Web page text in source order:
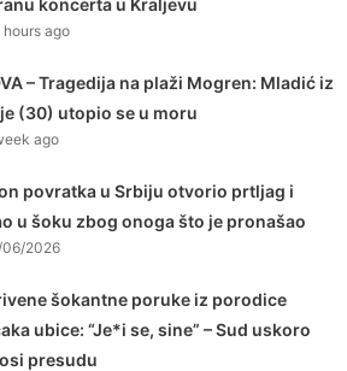
hours ago
– Tragedija na plaži Mogren: Mladić iz
(30) utopio se u moru
ago
povratka u Srbiju otvorio prtljag i
u šoku zbog onoga što je pronašao
06/2026
šokantne poruke iz porodice
ubice: “Je*i se, sine” – Sud uskoro
presudu